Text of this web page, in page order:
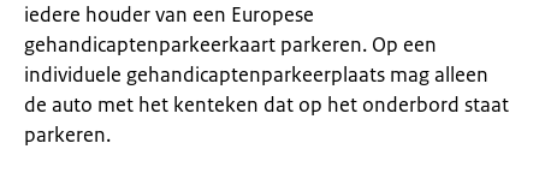
iedere houder van een Europese
gehandicaptenparkeerkaart parkeren. Op een
individuele gehandicaptenparkeerplaats mag alleen
de auto met het kenteken dat op het onderbord staat
parkeren.